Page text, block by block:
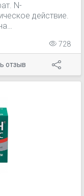
N-
действие.
слизи.
наличии гнойной
728
отзыв